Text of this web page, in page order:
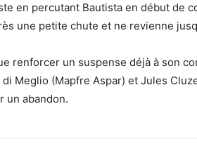
en percutant Bautista en début de
une petite chute et ne revienne
renforcer un suspense déjà à son
Meglio (Mapfre Aspar) et Jules
un abandon.